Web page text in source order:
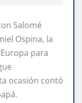
Salomé
Ospina, la
para
ocasión contó